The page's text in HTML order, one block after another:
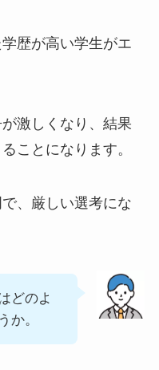
歴が高い学生がエ
激しくなり、結果
ことになります。
、厳しい選考にな
どのよ
か。